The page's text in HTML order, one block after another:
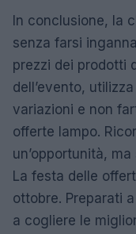
In conclusione, la
senza farsi
prezzi dei prodotti
dell’evento,
variazioni e non
offerte lampo.
un’opportunità,
La festa delle
ottobre. Preparati
a cogliere le